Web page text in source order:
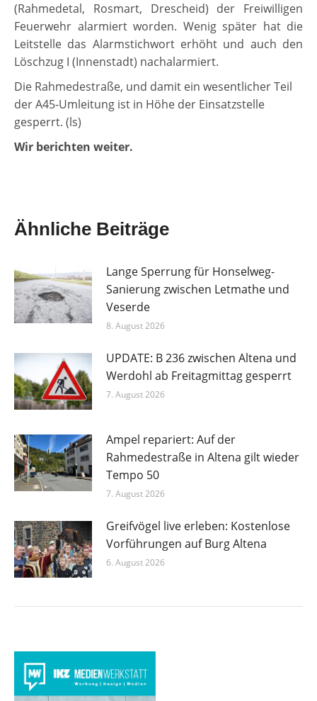
(Rahmedetal, Rosmart, Drescheid) der Freiwilligen
Feuerwehr alarmiert worden. Wenig später hat die
Leitstelle das Alarmstichwort erhöht und auch den
Löschzug I (Innenstadt) nachalarmiert.
Die Rahmedestraße, und damit ein wesentlicher Teil
der A45-Umleitung ist in Höhe der Einsatzstelle
gesperrt. (ls)
Wir berichten weiter.
Ähnliche Beiträge
Lange Sperrung für Honselweg-
Sanierung zwischen Letmathe und
Veserde
8. August 2026
UPDATE: B 236 zwischen Altena und
Werdohl ab Freitagmittag gesperrt
7. August 2026
Ampel repariert: Auf der
Rahmedestraße in Altena gilt wieder
Tempo 50
7. August 2026
Greifvögel live erleben: Kostenlose
Vorführungen auf Burg Altena
6. August 2026